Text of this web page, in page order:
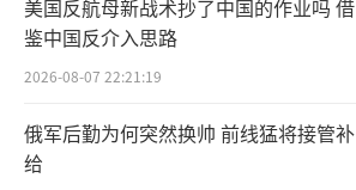
美国反航母新战术抄了中国的作业吗 借
鉴中国反介入思路
2026-08-07 22:21:19
俄军后勤为何突然换帅 前线猛将接管补
给